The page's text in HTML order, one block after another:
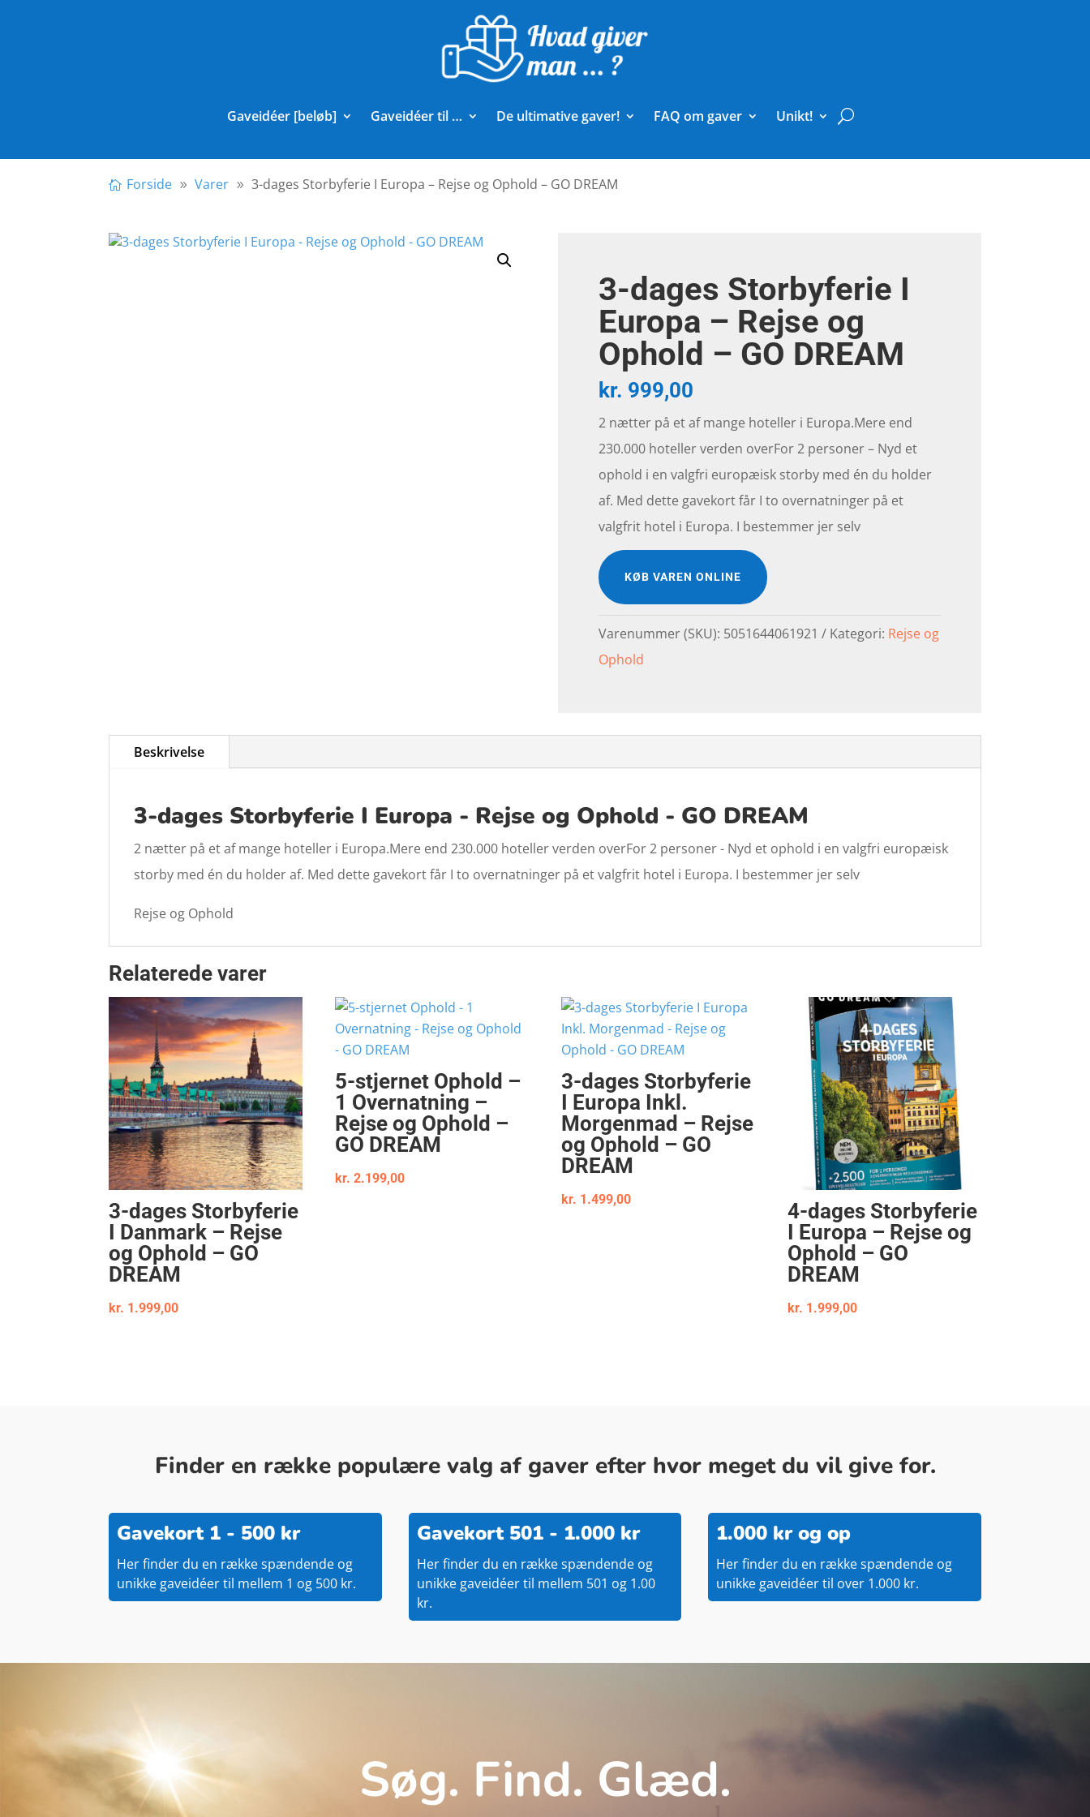
Gaveidéer [beløb] Gaveidéer til … De ultimative gaver! FAQ om gaver Unikt!
Forside Varer 3-dages Storbyferie I Europa – Rejse og Ophold – GO DREAM
3-dages Storbyferie I
Europa – Rejse og
Ophold – GO DREAM
kr. 999,00
2 nætter på et af mange hoteller i Europa.Mere end
230.000 hoteller verden overFor 2 personer – Nyd et
ophold i en valgfri europæisk storby med én du holder
af. Med dette gavekort får I to overnatninger på et
valgfrit hotel i Europa. I bestemmer jer selv
KØB VAREN ONLINE
Varenummer (SKU): 5051644061921 Kategori: Rejse og
Ophold
Beskrivelse
3-dages Storbyferie I Europa - Rejse og Ophold - GO DREAM
2 nætter på et af mange hoteller i Europa.Mere end 230.000 hoteller verden overFor 2 personer - Nyd et ophold i en valgfri europæisk
storby med én du holder af. Med dette gavekort får I to overnatninger på et valgfrit hotel i Europa. I bestemmer jer selv
Rejse og Ophold
Relaterede varer
3-dages Storbyferie
I Danmark – Rejse
og Ophold – GO
DREAM
kr. 1.999,00
5-stjernet Ophold –
1 Overnatning –
Rejse og Ophold –
GO DREAM
kr. 2.199,00
3-dages Storbyferie
I Europa Inkl.
Morgenmad – Rejse
og Ophold – GO
DREAM
kr. 1.499,00
4-dages Storbyferie
I Europa – Rejse og
Ophold – GO
DREAM
kr. 1.999,00
Finder en række populære valg af gaver efter hvor meget du vil give for.
Gavekort 1 - 500 kr
Her finder du en række spændende og
unikke gaveidéer til mellem 1 og 500 kr.
Gavekort 501 - 1.000 kr
Her finder du en række spændende og
unikke gaveidéer til mellem 501 og 1.00
kr.
1.000 kr og op
Her finder du en række spændende og
unikke gaveidéer til over 1.000 kr.
Søg. Find. Glæd.